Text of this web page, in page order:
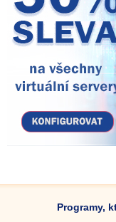
Programy,